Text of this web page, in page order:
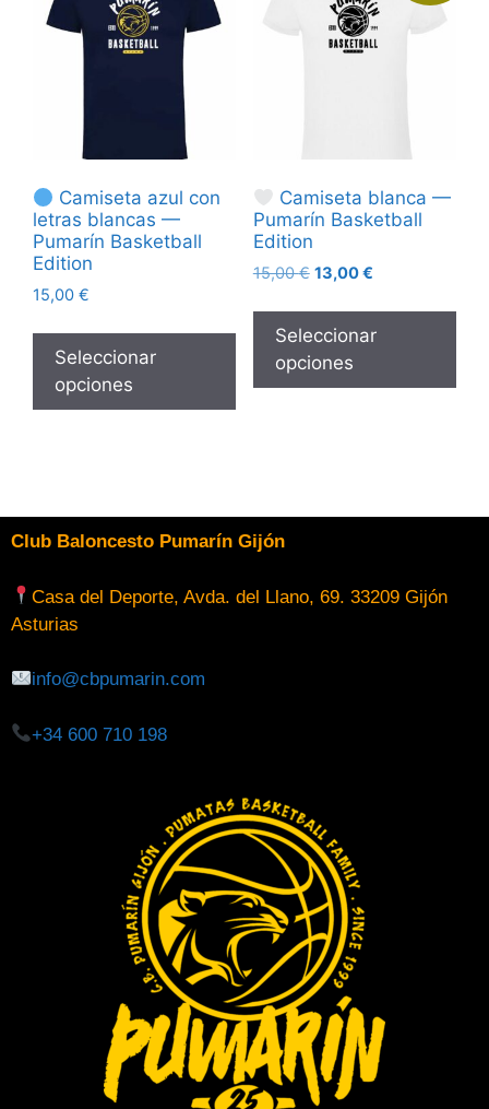
Camiseta azul con
letras blancas —
Pumarín Basketball
Edition
15,00 €
Seleccionar
opciones
Camiseta blanca —
Pumarín Basketball
Edition
15,00€ 13,00€
Seleccionar
opciones
Club Baloncesto Pumarín Gijón
Casa del Deporte, Avda. del Llano, 69. 33209 Gijón
Asturias
info@cbpumarin.com
+34 600 710 198